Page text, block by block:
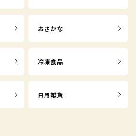
おさかな
冷凍食品
日用雑貨